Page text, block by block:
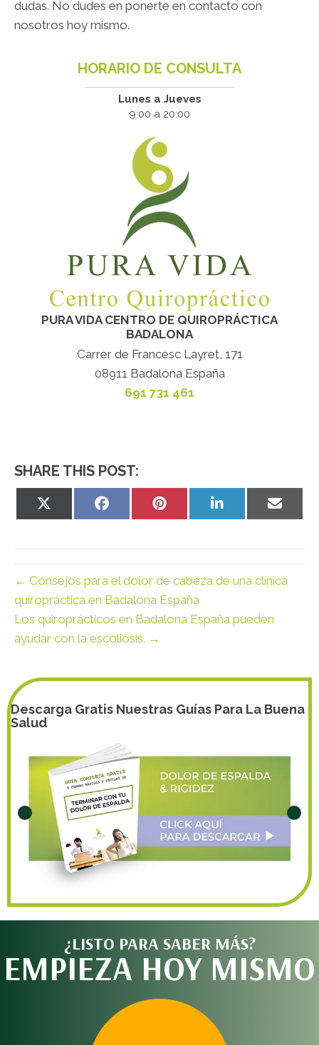
dudas. No dudes en ponerte en contacto con
nosotros hoy mismo.
HORARIO DE CONSULTA
Lunes a Jueves
9:00 a 20:00
PURA VIDA CENTRO DE QUIROPRÁCTICA
BADALONA
Carrer de Francesc Layret, 171
08911 Badalona España
691 731 461
SHARE THIS POST:
on
Share
Share
Share
Share
← Consejos para el dolor de cabeza de una clínica
quiropráctica en Badalona España
Los quiroprácticos en Badalona España pueden
ayudar con la escoliosis. →
Descarga Gratis Nuestras Guías Para La Buena
Salud
¿LISTO PARA SABER MÁS?
EMPIEZA HOY MISMO